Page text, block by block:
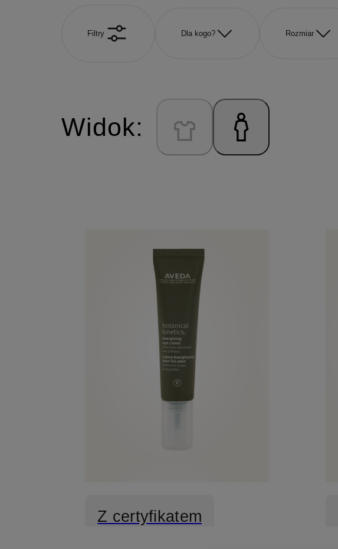
Filtry Dla kogo? Rozmiar
Widok:
Z certyfikatem